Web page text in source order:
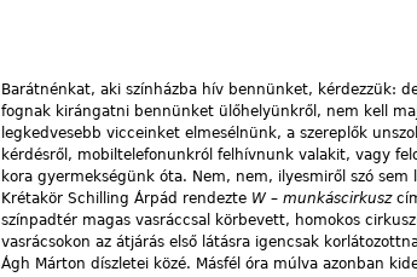
Barátnénkat, aki színházba hív bennünket, kérdezzük:
fognak kirángatni bennünket ülőhelyünkről, nem kell
legkedvesebb vicceinket elmesélnünk, a szereplők
kérdésről, mobiltelefonunkról felhívnunk valakit, vagy
kora gyermekségünk óta. Nem, nem, ilyesmiről szó
Krétakör Schilling Árpád rendezte W – munkáscirkusz
színpadtér magas vasráccsal körbevett, homokos
vasrácsokon az átjárás első látásra igencsak
Ágh Márton díszletei közé. Másfél óra múlva azonban